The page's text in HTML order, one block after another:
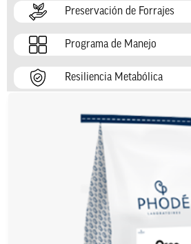
Preservación de Forrajes
Programa de Manejo
Resiliencia Metabólica